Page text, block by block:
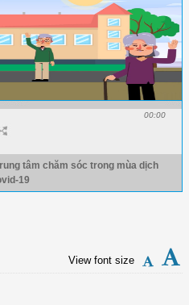
00:00
tâm chăm sóc trong mùa dịch
19
View font size